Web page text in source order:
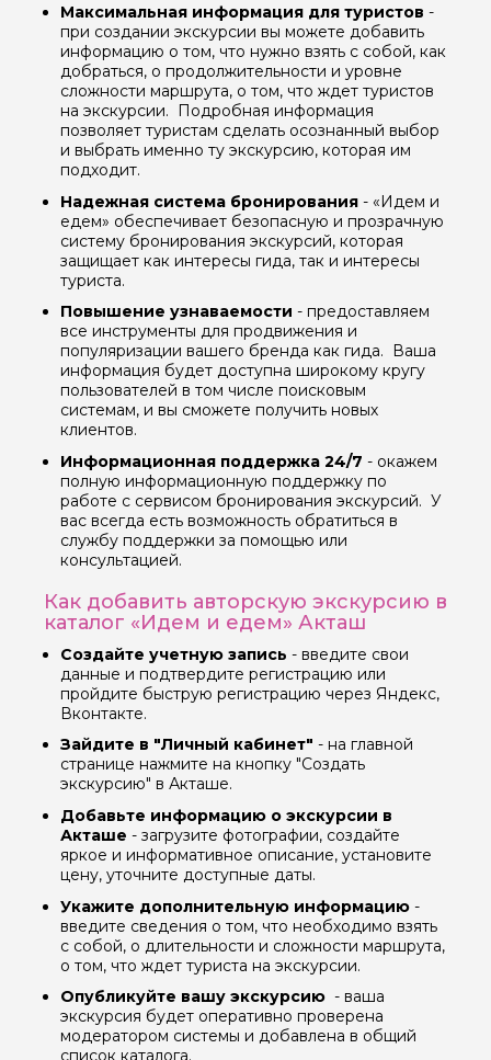
Максимальная информация для туристов -
при создании экскурсии вы можете добавить
информацию о том, что нужно взять с собой, как
добраться, о продолжительности и уровне
сложности маршрута, о том, что ждет туристов
на экскурсии. Подробная информация
позволяет туристам сделать осознанный выбор
и выбрать именно ту экскурсию, которая им
подходит.
Надежная система бронирования - «Идем и
едем» обеспечивает безопасную и прозрачную
систему бронирования экскурсий, которая
защищает как интересы гида, так и интересы
туриста.
Повышение узнаваемости - предоставляем
все инструменты для продвижения и
популяризации вашего бренда как гида. Ваша
информация будет доступна широкому кругу
пользователей в том числе поисковым
системам, и вы сможете получить новых
клиентов.
Информационная поддержка 24/7 - окажем
полную информационную поддержку по
работе с сервисом бронирования экскурсий. У
вас всегда есть возможность обратиться в
службу поддержки за помощью или
консультацией.
Как добавить авторскую экскурсию в
каталог «Идем и едем» Акташ
Создайте учетную запись - введите свои
данные и подтвердите регистрацию или
пройдите быструю регистрацию через Яндекс,
Вконтакте.
Зайдите в "Личный кабинет" - на главной
странице нажмите на кнопку "Создать
экскурсию" в Акташе.
Добавьте информацию о экскурсии в
Акташе - загрузите фотографии, создайте
яркое и информативное описание, установите
цену, уточните доступные даты.
Укажите дополнительную информацию -
введите сведения о том, что необходимо взять
с собой, о длительности и сложности маршрута,
о том, что ждет туриста на экскурсии.
Опубликуйте вашу экскурсию - ваша
экскурсия будет оперативно проверена
модератором системы и добавлена в общий
список каталога.
Задайте свой вопрос гиду
Ваша электронная почта
Ваш номер телефона
Вопросы и комментарии
Если у вас есть интересующие вопросы, можете их
задать
Я даю своё согласие на обработку персональных
данных
Отправить